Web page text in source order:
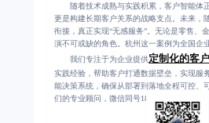
随着技术成熟与实践积累，客户智能体正
更是构建长期客户关系的战略支点。未来，
衔接，真正实现“无感服务”。无论是零售、
演不可或缺的角色。杭州这一案例为全国企
我们专注于为企业提供定制化的客
实践经验，帮助客户打通数据壁垒，实现服
能决策系统，确保从部署到落地全程可控、
们的专业顾问，微信同号18140119082。